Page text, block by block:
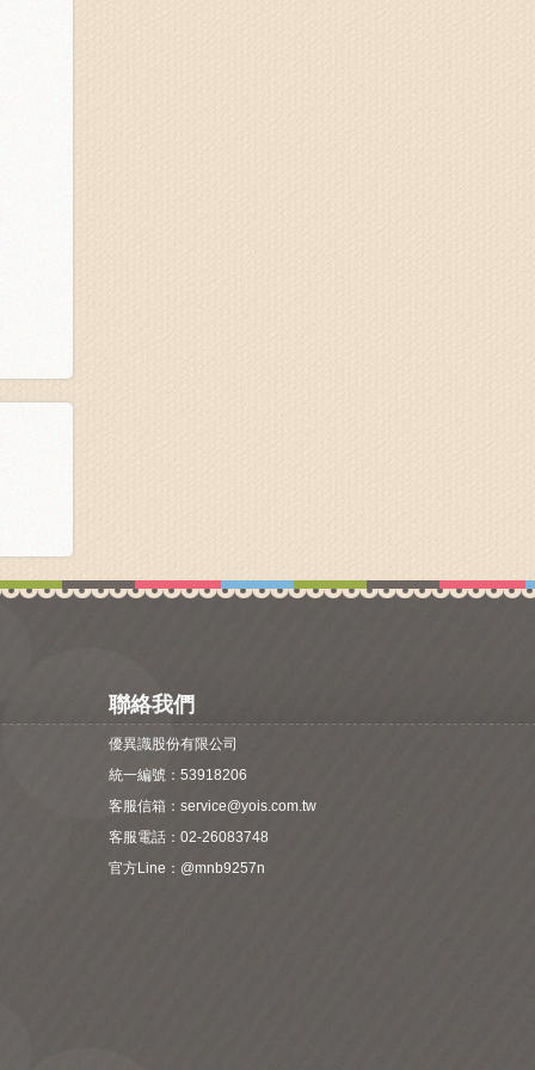
聯絡我們
優異識股份有限公司
統一編號：53918206
客服信箱： service@yois.com.tw
客服電話：02-26083748
官方Line： @mnb9257n